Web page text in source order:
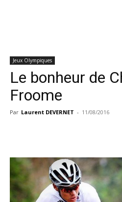
Jeux Olympiques
Le bonheur de
Froome
Par Laurent DEVERNET - 11/08/2016